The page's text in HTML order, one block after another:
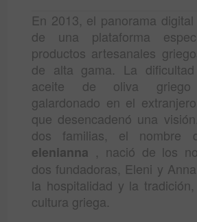
En 2013, el panorama
de una plataforma
productos artesanales
de alta gama. La
aceite de oliva
galardonado en el
que desencadenó una
dos familias, el nombre
elenianna , nació de los
dos fundadoras, Eleni y
la hospitalidad y la
cultura griega.